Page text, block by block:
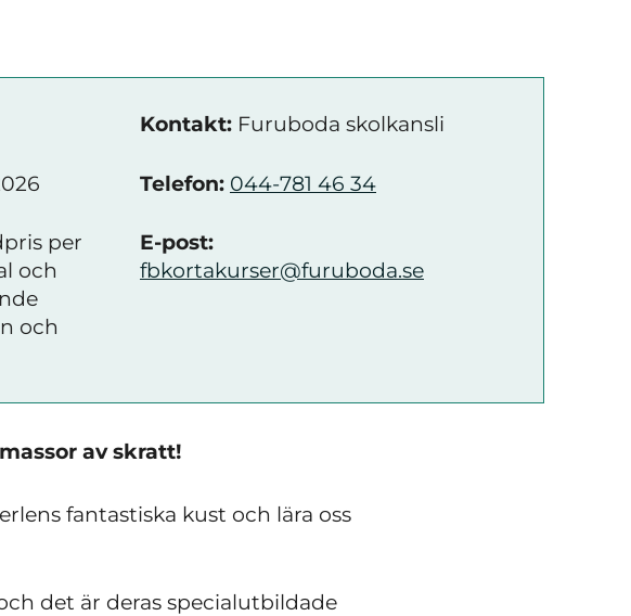
per
och
och
Kontakt: Furuboda skolkansli
Telefon: 044-781 46 34
E-post:
fbkortakurser@furuboda.se
av skratt!
fantastiska kust och lära oss
det är deras specialutbildade